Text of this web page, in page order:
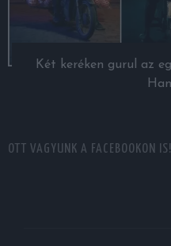
Két keréken gurul az
OTT VAGYUNK A FACEBOOKON IS!